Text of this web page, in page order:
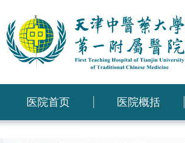
医院首页 医院概括